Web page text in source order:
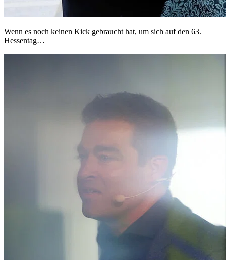
Wenn es noch keinen Kick gebraucht hat, um sich auf den 63.
Hessentag…